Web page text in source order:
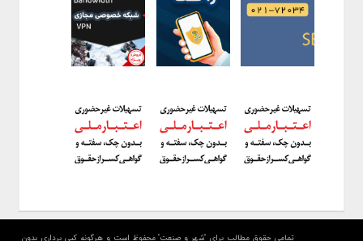
تمامی حقوق مطالب برای "شهر و صنعت" محفوظ است و هرگونه کپی برداری بدون